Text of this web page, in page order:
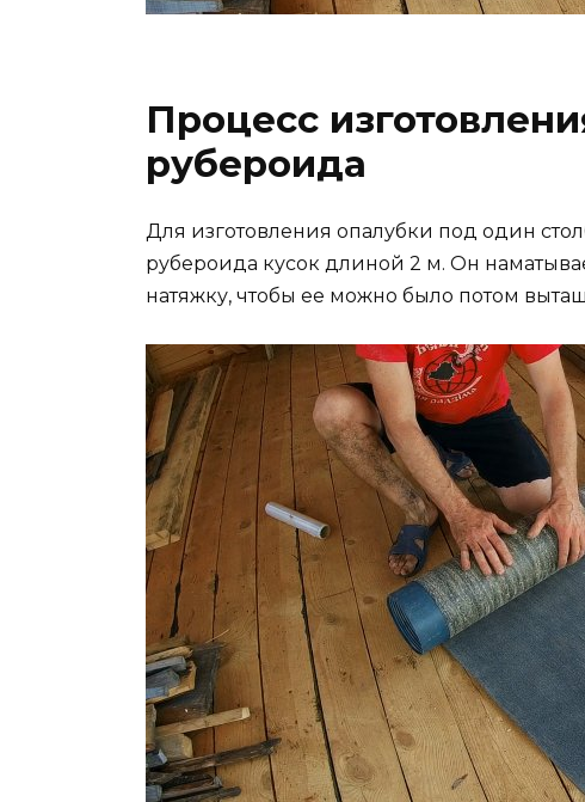
Процесс
рубероида
Для изготовления опалубки под один
рубероида кусок длиной 2 м. Он
натяжку, чтобы ее можно было потом